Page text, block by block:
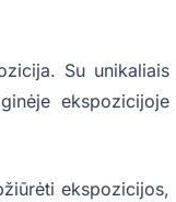
Su unikaliais
ekspozicijoje
ekspozicijos,